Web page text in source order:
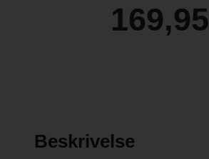
169,95
Beskrivelse